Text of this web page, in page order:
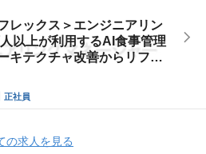
レックス＞エンジニアリン
以上が利用するAI食事管理
キテクチャ改善からリファ
する開発組織をマネジメン
正社員
の求人を見る